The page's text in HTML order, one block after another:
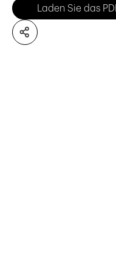
Laden Sie das